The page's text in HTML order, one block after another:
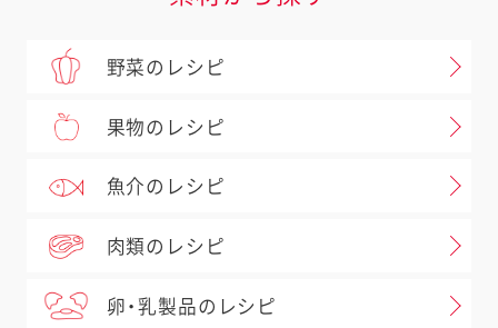
野菜のレシピ
果物のレシピ
魚介のレシピ
肉類のレシピ
卵・乳製品のレシピ